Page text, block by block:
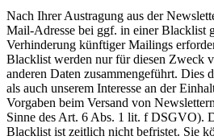
Nach Ihrer Austragung aus der
Mail-Adresse bei ggf. in einer Blacklist
Verhinderung künftiger Mailings
Blacklist werden nur für diesen Zweck
anderen Daten zusammengeführt. Dies
als auch unserem Interesse an der
Vorgaben beim Versand von
Sinne des Art. 6 Abs. 1 lit. f DSGVO).
Blacklist ist zeitlich nicht befristet. Sie